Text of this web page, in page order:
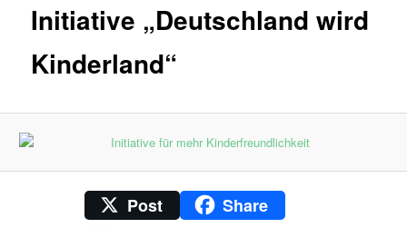
Initiative „Deutschland wird
Kinderland“
Post Share